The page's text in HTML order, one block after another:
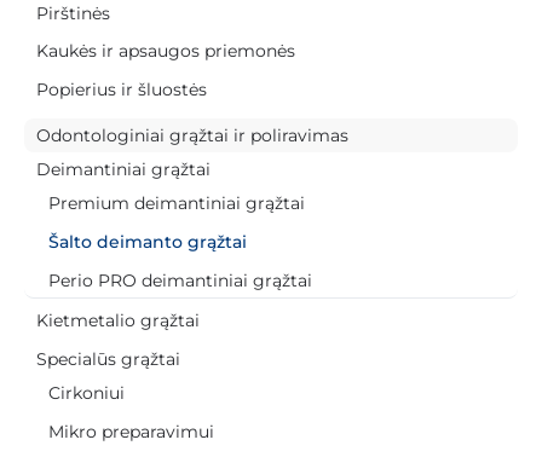
Pirštinės
Kaukės ir apsaugos priemonės
Popierius ir šluostės
Odontologiniai grąžtai ir poliravimas
Deimantiniai grąžtai
Premium deimantiniai grąžtai
Šalto deimanto grąžtai
Perio PRO deimantiniai grąžtai
Kietmetalio grąžtai
Specialūs grąžtai
Cirkoniui
Mikro preparavimui